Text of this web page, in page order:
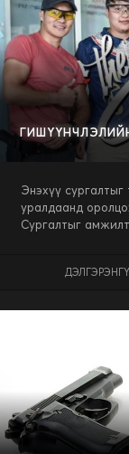
Энэхүү
уралдаанд
Сургалтыг